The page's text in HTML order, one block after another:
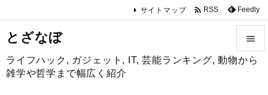
とざなぼ
ライフハック, ガジェット, IT, 芸能ランキング, 動物から
雑学や哲学まで幅広く紹介


サイトマップ  RSS Feedly